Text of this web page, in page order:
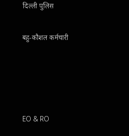
दिल्ली पुलिस
बहु-कौशल कर्मचारी
EO & RO